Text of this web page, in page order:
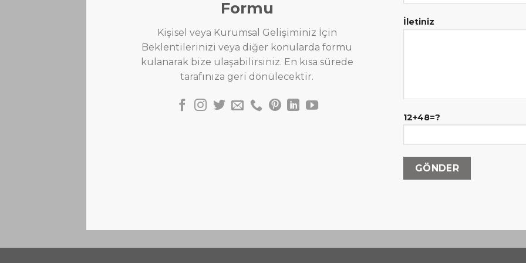
Formu
Kişisel veya Kurumsal Gelişiminiz İçin
Beklentilerinizi veya diğer konularda formu
kulanarak bize ulaşabilirsiniz. En kısa sürede
tarafınıza geri dönülecektir.
İletiniz
12+48=?